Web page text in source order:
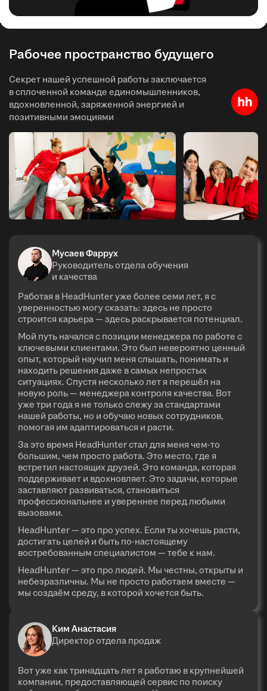
Рабочее пространство будущего
Секрет нашей успешной работы заключается
в сплоченной команде единомышленников,
вдохновленной, заряженной энергией и
позитивными эмоциями
Мусаев Фаррух
Руководитель отдела обучения
и качества
Работая в HeadHunter уже более семи лет, я с
уверенностью могу сказать: здесь не просто
строится карьера — здесь раскрывается потенциал.
Мой путь начался с позиции менеджера по работе с
ключевыми клиентами. Это был невероятно ценный
опыт, который научил меня слышать, понимать и
находить решения даже в самых непростых
ситуациях. Спустя несколько лет я перешёл на
новую роль — менеджера контроля качества. Вот
уже три года я не только слежу за стандартами
нашей работы, но и обучаю новых сотрудников,
помогая им адаптироваться и расти.
За это время HeadHunter стал для меня чем-то
большим, чем просто работа. Это место, где я
встретил настоящих друзей. Это команда, которая
поддерживает и вдохновляет. Это задачи, которые
заставляют развиваться, становиться
профессиональнее и увереннее перед любыми
вызовами.
HeadHunter — это про успех. Если ты хочешь расти,
достигать целей и быть по-настоящему
востребованным специалистом — тебе к нам.
HeadHunter — это про людей. Мы честны, открыты и
небезразличны. Мы не просто работаем вместе —
мы создаём среду, в которой хочется быть.
Ким Анастасия
Директор отдела продаж
Вот уже как тринадцать лет я работаю в крупнейшей
компании, предоставляющей сервис по поиску